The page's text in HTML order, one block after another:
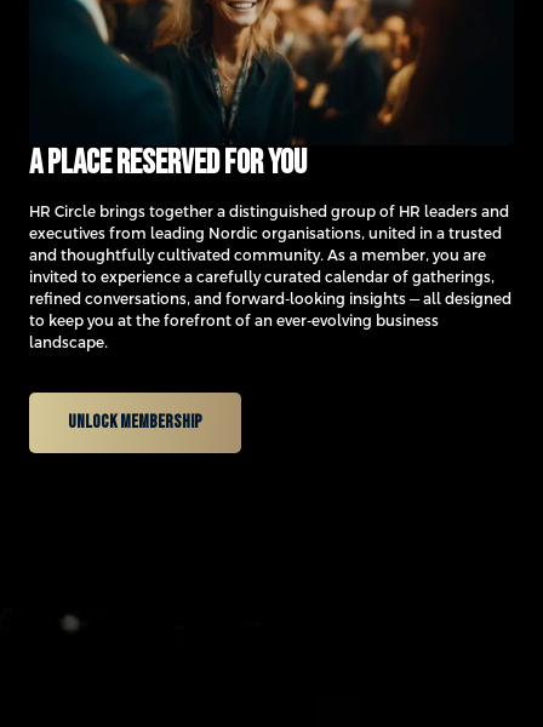
A place reserved for you
HR Circle brings together a distinguished group of HR leaders and
executives from leading Nordic organisations, united in a trusted
and thoughtfully cultivated community. As a member, you are
invited to experience a carefully curated calendar of gatherings,
refined conversations, and forward-looking insights — all designed
to keep you at the forefront of an ever-evolving business
landscape.
Unlock membership
0
1
2
3